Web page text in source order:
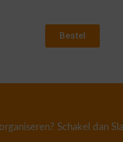
Bestel
Schakel dan